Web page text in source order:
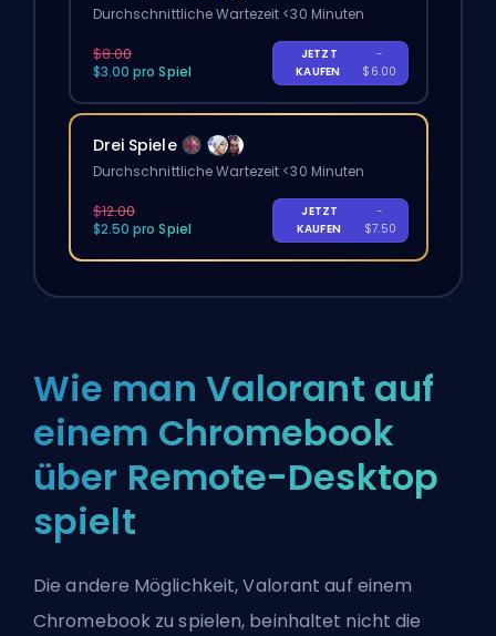
Durchschnittliche Wartezeit <30 Minuten
$8.00
$3.00 pro Spiel
JETZT
KAUFEN
-
$6.00
Drei Spiele
Durchschnittliche Wartezeit <30 Minuten
$12.00
$2.50 pro Spiel
JETZT
KAUFEN
-
$7.50
Wie man Valorant auf
einem Chromebook
über Remote-Desktop
spielt
Die andere Möglichkeit, Valorant auf einem
Chromebook zu spielen, beinhaltet nicht die